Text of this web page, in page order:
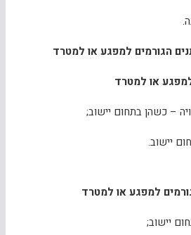
הגורמים למפגע או למטרד
או למטרד
– כשהן בתחום יישוב;
יישוב.
למפגע או למטרד
יישוב;